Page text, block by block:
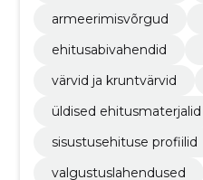
armeerimisvõrgud
ehitusabivahendid
värvid ja kruntvärvid
üldised ehitusmaterjalid
sisustusehituse profiilid
valgustuslahendused